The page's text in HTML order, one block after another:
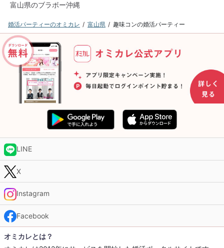
富山県のブラボー沖縄
婚活パーティーのオミカレ 富山県 趣味コンの婚活パーティー
LINE
X
Instagram
Facebook
オミカレとは？